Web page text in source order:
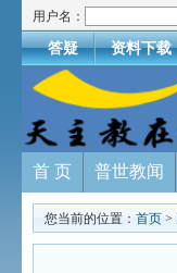
用户名：
答疑 资料下载
首 页 普世教闻
您当前的位置： 首页 >